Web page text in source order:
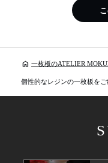
home 一枚板のATELIER
個性的なレジンの一枚板を